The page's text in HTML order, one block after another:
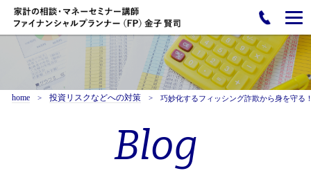
home 投資リスクなどへの対策 巧妙化するフィッシング詐欺から身を守る
Blog